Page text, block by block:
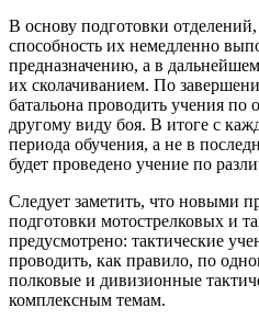
В основу подготовки
способность их немедленно
предназначению, а в
их сколачиванием. По
батальона проводить учения по
другому виду боя. В итоге с
периода обучения, а не в
будет проведено учение по
Следует заметить, что новыми
подготовки мотострелковых и
предусмотрено: тактические
проводить, как правило, по
полковые и дивизионные
комплексным темам.